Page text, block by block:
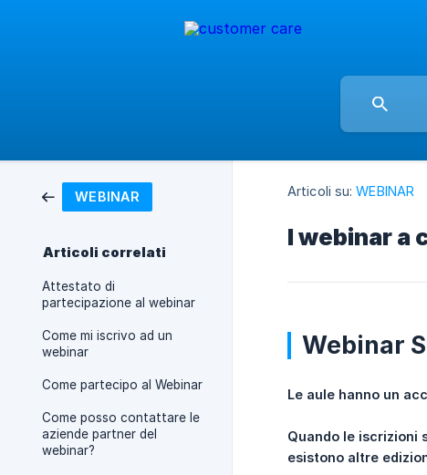
WEBINAR
Articoli correlati
Attestato di
partecipazione al webinar
Come mi iscrivo ad un
webinar
Come partecipo al Webinar
Come posso contattare le
aziende partner del
webinar?
Articoli su: WEBINAR
I webinar a
Webinar
Le aule hanno un
Quando le iscrizioni
esistono altre